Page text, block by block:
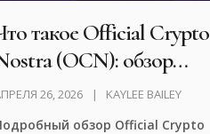
такое Official Crypto
(OCN): обзор
токена на
26, 2026 KAYLEE BAILEY
обзор Official Crypto